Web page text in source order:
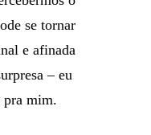
se tornar
e afinada
– eu
pra mim.